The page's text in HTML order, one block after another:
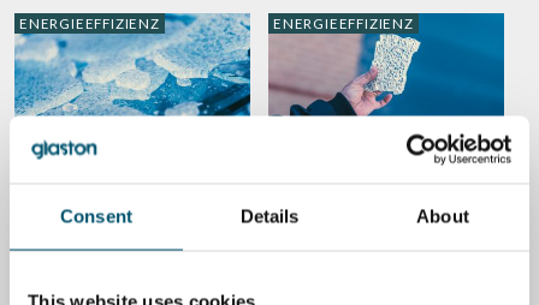
Consent Details About
This website uses cookies
ENERGIEEFFIZIENZ
Glass tempering energy
misled by false data (Part
VONRIKU FÄRM
ENERGIEEFFIZIENZ
Glass tempering energy
misled by false data (Part
1/2)